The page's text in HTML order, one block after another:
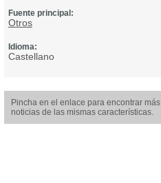
Fuente principal:
Otros
Idioma:
Castellano
Pincha en el enlace para encontrar más
noticias de las mismas características.